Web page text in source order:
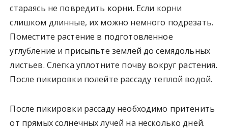
стараясь не повредить корни. Если корни
слишком длинные, их можно немного подрезать.
Поместите растение в подготовленное
углубление и присыпьте землей до семядольных
листьев. Слегка уплотните почву вокруг растения.
После пикировки полейте рассаду теплой водой.
После пикировки рассаду необходимо притенить
от прямых солнечных лучей на несколько дней.